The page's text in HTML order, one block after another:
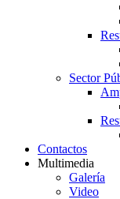
Sector
Contactos
Multimedia
Galería
Video